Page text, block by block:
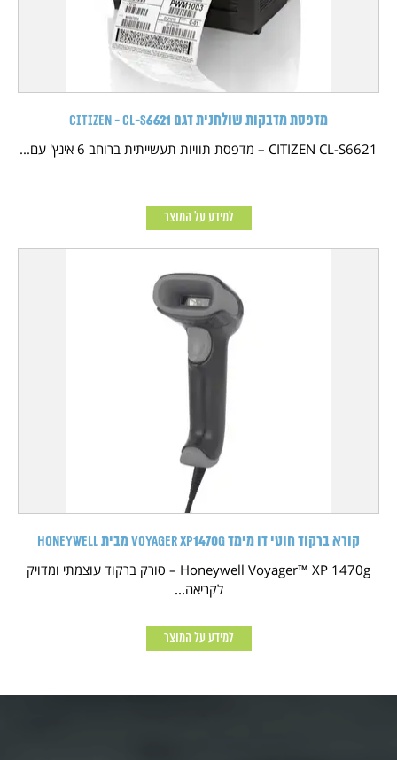
מדפסת מדבקות שולחנית דגם CITIZEN - CL-S6621
CITIZEN CL-S6621 – מדפסת תוויות תעשייתית ברוחב 6 אינץ' עם...
למידע על המוצר
קורא ברקוד חוטי דו מימד Voyager XP1470g מבית HONEYWELL
Honeywell Voyager™ XP 1470g – סורק ברקוד עוצמתי ומדויק
לקריאה...
למידע על המוצר